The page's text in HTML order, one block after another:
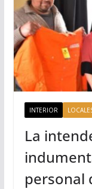
INTERIOR
La
personal